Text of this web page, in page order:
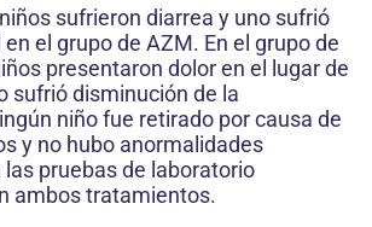
sufrieron diarrea y uno sufrió
el grupo de AZM. En el grupo de
presentaron dolor en el lugar de
sufrió disminución de la
niño fue retirado por causa de
y no hubo anormalidades
pruebas de laboratorio
ambos tratamientos.